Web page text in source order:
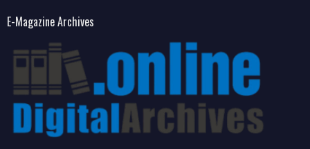
E-Magazine Archives